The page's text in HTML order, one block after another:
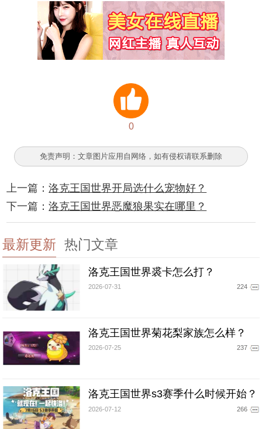
0
免责声明：文章图片应用自网络，如有侵权请联系删除
上一篇：洛克王国世界开局选什么宠物好？
下一篇：洛克王国世界恶魔狼果实在哪里？
最新更新 热门文章
洛克王国世界裘卡怎么打？
2026-07-31 224
洛克王国世界菊花梨家族怎么样？
2026-07-25 237
洛克王国世界s3赛季什么时候开始？
2026-07-12 266